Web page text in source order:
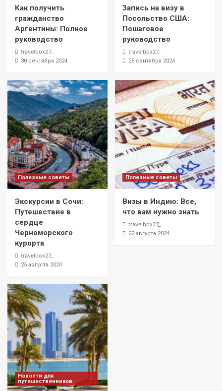
Как получить
гражданство
Аргентины: Полное
руководство
travelbox27_
30 сентября 2024
Запись на визу в
Посольство США:
Пошаговое
руководство
travelbox27_
26 сентября 2024
Полезные советы
Экскурсии в Сочи:
Путешествие в
сердце
Черноморского
курорта
travelbox27_
25 августа 2024
Полезные советы
Визы в Индию: Все,
что вам нужно знать
travelbox27_
22 августа 2024
Новости для
путешественников